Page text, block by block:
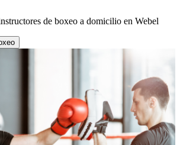
de boxeo a domicilio en Webel